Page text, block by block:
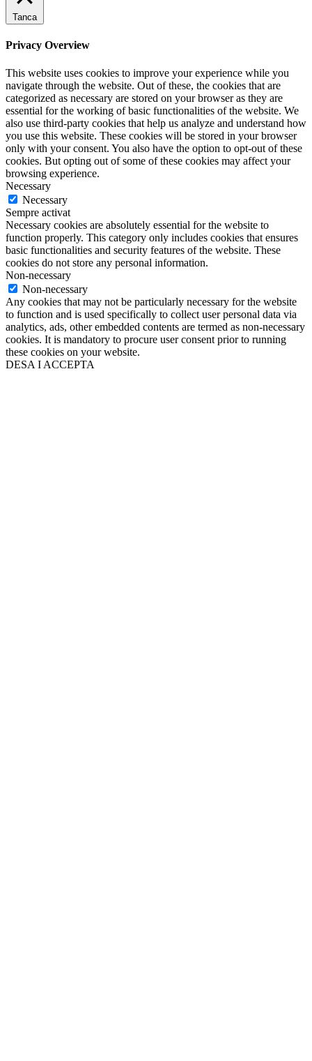
Tanca
Privacy Overview
This website uses cookies to improve your experience while you
navigate through the website. Out of these, the cookies that are
categorized as necessary are stored on your browser as they are
essential for the working of basic functionalities of the website. We
also use third-party cookies that help us analyze and understand how
you use this website. These cookies will be stored in your browser
only with your consent. You also have the option to opt-out of these
cookies. But opting out of some of these cookies may affect your
browsing experience.
Necessary
Necessary
Sempre activat
Necessary cookies are absolutely essential for the website to
function properly. This category only includes cookies that ensures
basic functionalities and security features of the website. These
cookies do not store any personal information.
Non-necessary
Non-necessary
Any cookies that may not be particularly necessary for the website
to function and is used specifically to collect user personal data via
analytics, ads, other embedded contents are termed as non-necessary
cookies. It is mandatory to procure user consent prior to running
these cookies on your website.
DESA I ACCEPTA